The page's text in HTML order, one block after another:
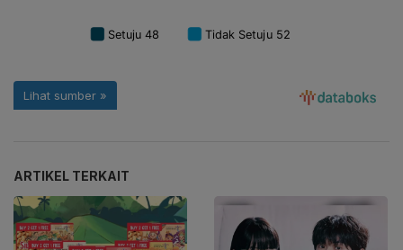
ARTIKEL TERKAIT